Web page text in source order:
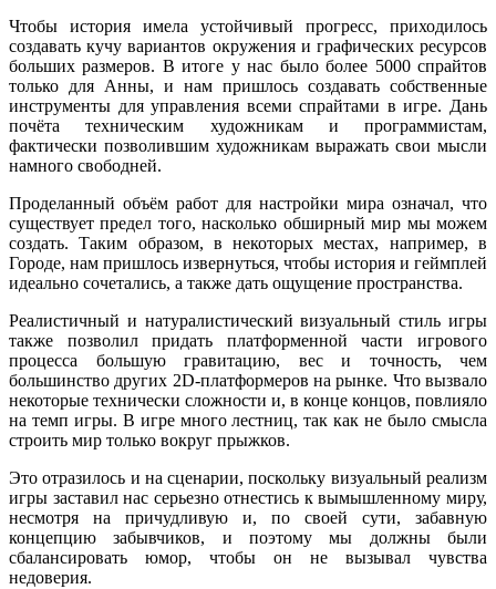
Чтобы история имела устойчивый прогресс, приходилось
создавать кучу вариантов окружения и графических ресурсов
больших размеров. В итоге у нас было более 5000 спрайтов
только для Анны, и нам пришлось создавать собственные
инструменты для управления всеми спрайтами в игре. Дань
почёта техническим художникам и программистам,
фактически позволившим художникам выражать свои мысли
намного свободней.
Проделанный объём работ для настройки мира означал, что
существует предел того, насколько обширный мир мы можем
создать. Таким образом, в некоторых местах, например, в
Городе, нам пришлось извернуться, чтобы история и геймплей
идеально сочетались, а также дать ощущение пространства.
Реалистичный и натуралистический визуальный стиль игры
также позволил придать платформенной части игрового
процесса большую гравитацию, вес и точность, чем
большинство других 2D-платформеров на рынке. Что вызвало
некоторые технически сложности и, в конце концов, повлияло
на темп игры. В игре много лестниц, так как не было смысла
строить мир только вокруг прыжков.
Это отразилось и на сценарии, поскольку визуальный реализм
игры заставил нас серьезно отнестись к вымышленному миру,
несмотря на причудливую и, по своей сути, забавную
концепцию забывчиков, и поэтому мы должны были
сбалансировать юмор, чтобы он не вызывал чувства
недоверия.